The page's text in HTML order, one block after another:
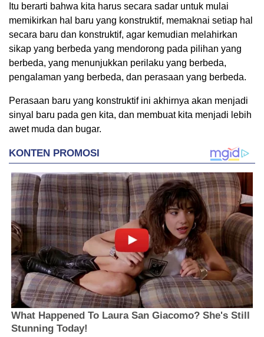
Itu berarti bahwa kita harus secara sadar untuk mulai
memikirkan hal baru yang konstruktif, memaknai setiap hal
secara baru dan konstruktif, agar kemudian melahirkan
sikap yang berbeda yang mendorong pada pilihan yang
berbeda, yang menunjukkan perilaku yang berbeda,
pengalaman yang berbeda, dan perasaan yang berbeda.
Perasaan baru yang konstruktif ini akhirnya akan menjadi
sinyal baru pada gen kita, dan membuat kita menjadi lebih
awet muda dan bugar.